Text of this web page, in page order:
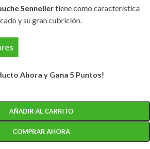
Senneliertiene como característica
y su gran cubrición.
Ahora y Gana 5 Puntos!
AÑADIR AL CARRITO
COMPRAR AHORA